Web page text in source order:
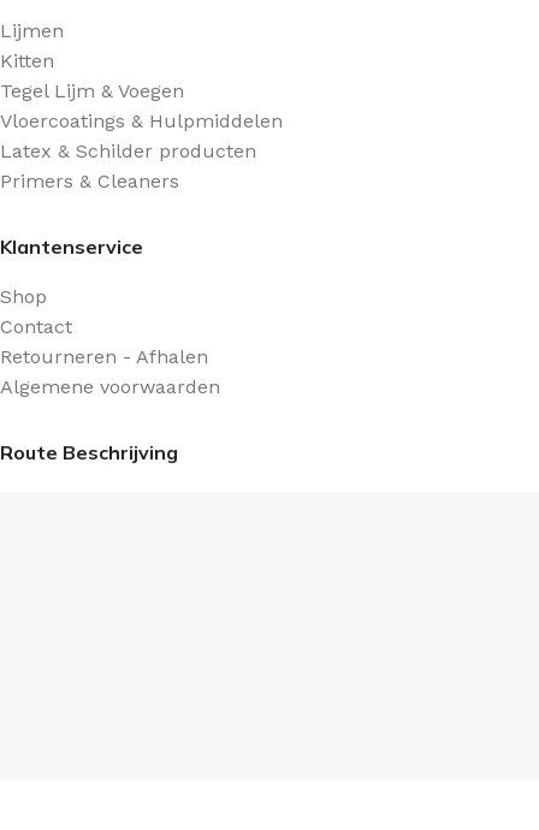
Lijmen
Kitten
Tegel Lijm & Voegen
Vloercoatings & Hulpmiddelen
Latex & Schilder producten
Primers & Cleaners
Klantenservice
Shop
Contact
Retourneren - Afhalen
Algemene voorwaarden
Route Beschrijving